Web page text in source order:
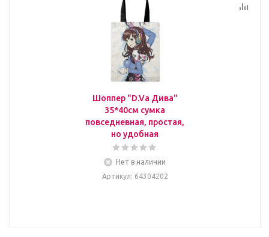
Шоппер "D.Va Дива"
35*40см сумка
повседневная, простая,
но удобная
Нет в наличии
Артикул: 64304202